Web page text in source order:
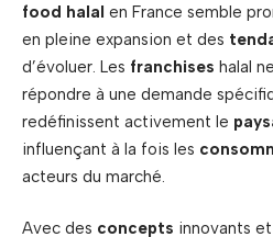
food halal en France semble
en pleine expansion et des
d’évoluer. Les franchises halal
répondre à une demande
redéfinissent activement le
influençant à la fois les
acteurs du marché.
Avec des concepts innovants